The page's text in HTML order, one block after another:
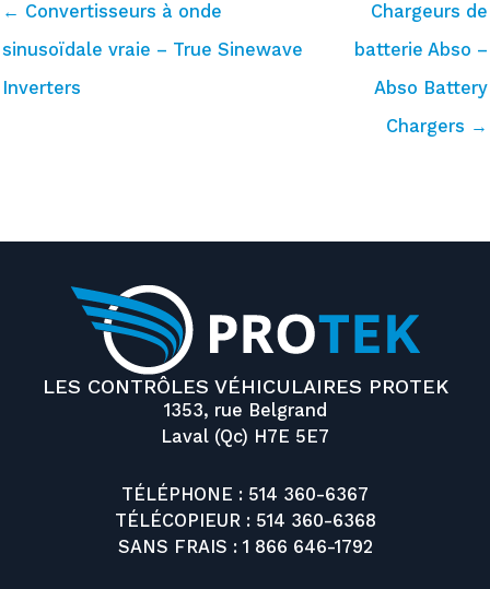
← Convertisseurs à onde
sinusoïdale vraie – True Sinewave
Inverters
Chargeurs de
batterie Abso –
Abso Battery
Chargers →
LES CONTRÔLES VÉHICULAIRES PROTEK
1353, rue Belgrand
Laval (Qc) H7E 5E7
TÉLÉPHONE : 514 360-6367
TÉLÉCOPIEUR : 514 360-6368
SANS FRAIS : 1 866 646-1792